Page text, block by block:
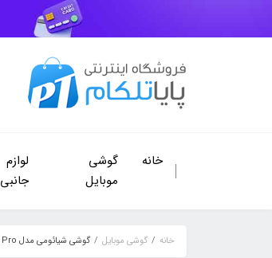
خانه
گوشی
موبایل
لوازم
جانبی
خانه گوشی موبایل گوشی شیائومی مدل POCO X3 Pro دو سیم‌ کارت ظرفیت 128 و رم 6